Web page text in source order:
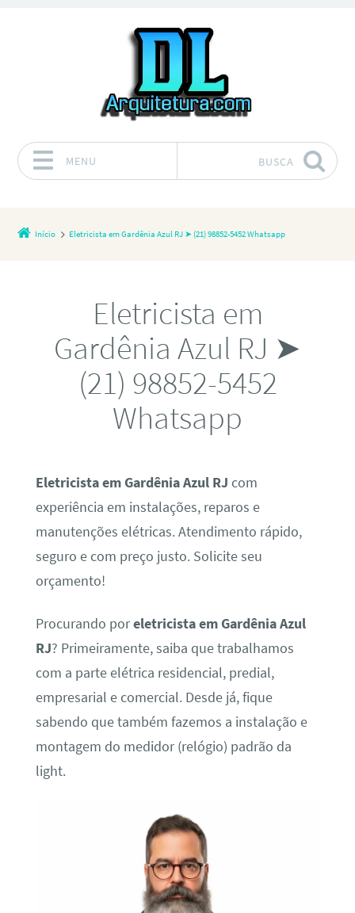
MENU BUSCA
Início Eletricista em Gardênia Azul RJ ➤ (21) 98852-5452 Whatsapp
Eletricista em
Gardênia Azul RJ ➤
(21) 98852-5452
Whatsapp
Eletricista em Gardênia Azul RJ com
experiência em instalações, reparos e
manutenções elétricas. Atendimento rápido,
seguro e com preço justo. Solicite seu
orçamento!
Procurando poreletricista em Gardênia Azul
RJ? Primeiramente, saiba que trabalhamos
com a parte elétrica residencial, predial,
empresarial e comercial. Desde já, fique
sabendo que também fazemos a instalação e
montagem do medidor (relógio) padrão da
light.